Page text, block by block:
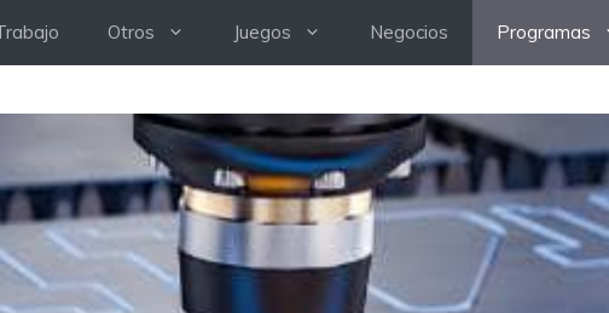
Otros Juegos Negocios Programas